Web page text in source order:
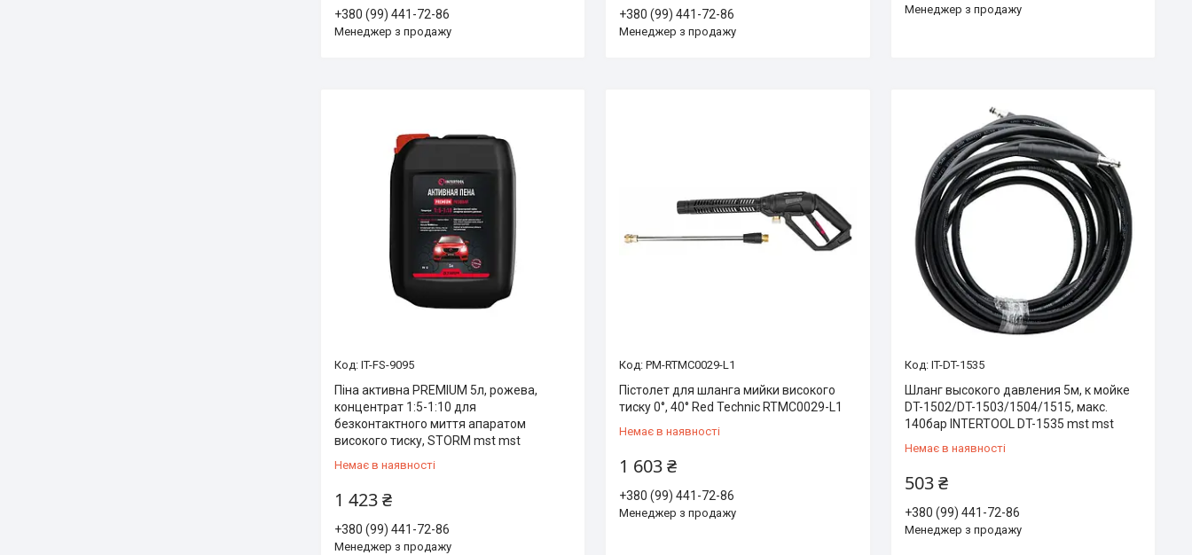
+380 (99) 441-72-86
Менеджер з продажу
+380 (99) 441-72-86
Менеджер з продажу
Менеджер з продажу
IT-FS-9095
Піна активна PREMIUM 5л, рожева,
концентрат 1:5-1:10 для
безконтактного миття апаратом
високого тиску, STORM mst mst
Немає в наявності
1 423 ₴
+380 (99) 441-72-86
Менеджер з продажу
PM-RTMC0029-L1
Пістолет для шланга мийки високого
тиску 0°, 40° Red Technic RTMC0029-L1
Немає в наявності
1 603 ₴
+380 (99) 441-72-86
Менеджер з продажу
IT-DT-1535
Шланг высокого давления 5м, к мойке
DT-1502/DT-1503/1504/1515, макс.
140бар INTERTOOL DT-1535 mst mst
Немає в наявності
503 ₴
+380 (99) 441-72-86
Менеджер з продажу